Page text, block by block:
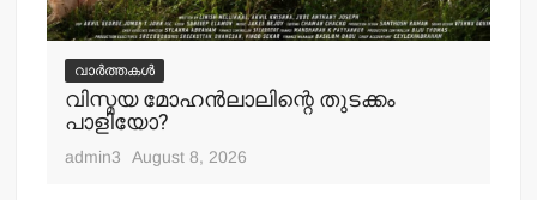
വാർത്തകൾ
വിസ്മയ മോഹന്‍ലാലിന്റെ തുടക്കം
പാളിയോ?
admin3 August 8, 2026